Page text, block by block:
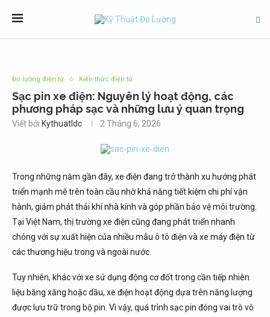
Đo lường điện tử Kiến thức điện tử
Sạc pin xe điện: Nguyên lý hoạt động, các
phương pháp sạc và những lưu ý quan trọng
Viết bởi Kythuatldc 2 Tháng 6, 2026
Trong những năm gần đây, xe điện đang trở thành xu hướng phát
triển mạnh mẽ trên toàn cầu nhờ khả năng tiết kiệm chi phí vận
hành, giảm phát thải khí nhà kính và góp phần bảo vệ môi trường.
Tại Việt Nam, thị trường xe điện cũng đang phát triển nhanh
chóng với sự xuất hiện của nhiều mẫu ô tô điện và xe máy điện từ
các thương hiệu trong và ngoài nước.
Tuy nhiên, khác với xe sử dụng động cơ đốt trong cần tiếp nhiên
liệu bằng xăng hoặc dầu, xe điện hoạt động dựa trên năng lượng
được lưu trữ trong bộ pin. Vì vậy, quá trình sạc pin đóng vai trò vô